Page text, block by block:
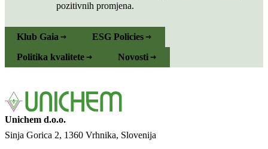
pozitivnih promjena.
Klub Gaia
ESG Policies
Politika kvalitete
Novosti
Unichem d.o.o.
Sinja Gorica 2 1360 Vrhnika Slovenija